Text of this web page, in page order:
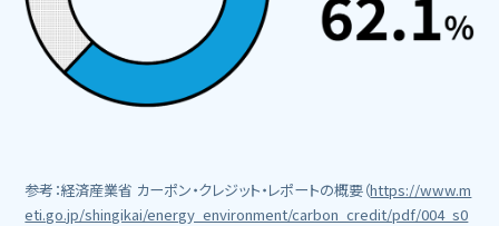
参考：経済産業省 カーポン・クレジット・レポートの概要（https://www.m
eti.go.jp/shingikai/energy_environment/carbon_credit/pdf/004_s0